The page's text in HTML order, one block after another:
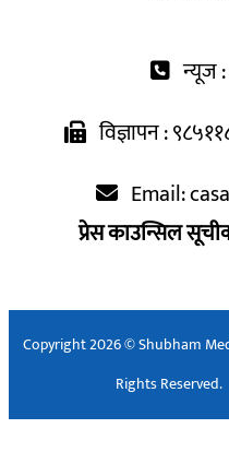
न्यूज
विज्ञापन :
Email:
प्रेस काउन्सिल
Copyright 2026 © Shubham
Rights Reserved.